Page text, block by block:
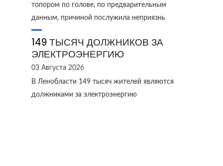
топором по голове, по предварительным
данным, причиной послужила неприязнь
149 ТЫСЯЧ ДОЛЖНИКОВ ЗА
ЭЛЕКТРОЭНЕРГИЮ
03 Августа 2026
В Ленобласти 149 тысяч жителей являются
должниками за электроэнергию